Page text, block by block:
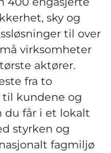
sky og
til over
virksomheter
aktører.
fra to
kundene og
du får i et lokalt
styrken og
fagmiljø